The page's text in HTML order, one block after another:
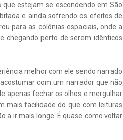
estejam se escondendo em São
e ainda sofrendo os efeitos de
para as colônias espaciais, onde a
chegando perto de serem idênticos
melhor com ele sendo narrado
com um narrador que não
apenas fechar os olhos e mergulhar
mais facilidade do que com leituras
a ir mais longe. É quase como voltar